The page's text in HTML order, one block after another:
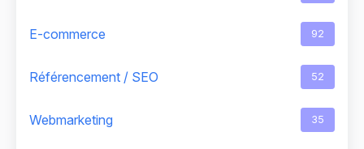
E-commerce 92
Référencement / SEO 52
Webmarketing 35